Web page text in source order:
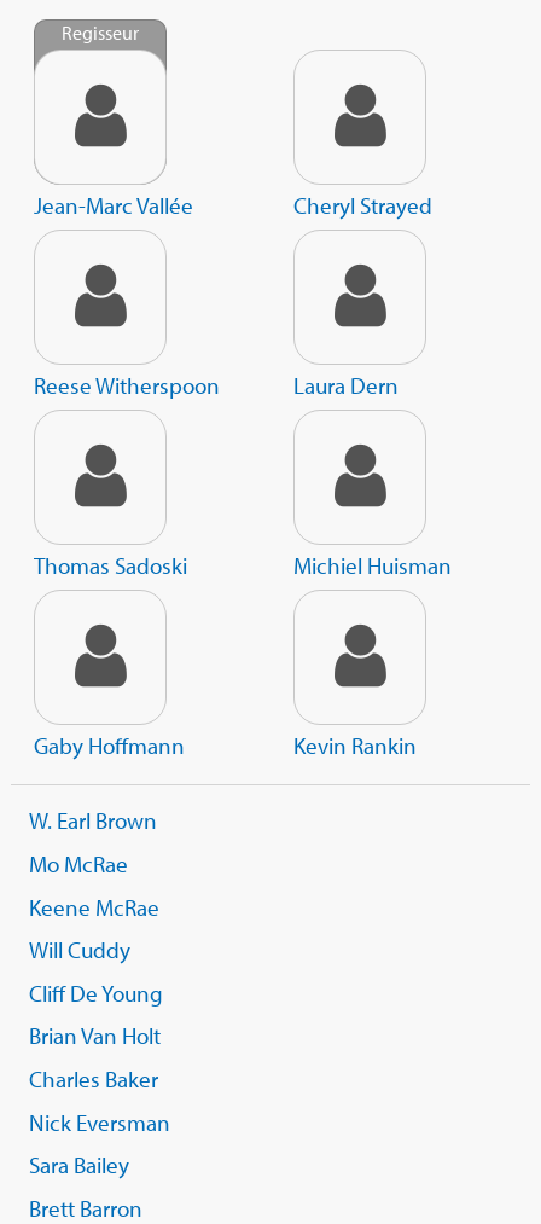
Regisseur
Jean-Marc Vallée Cheryl Strayed
Reese Witherspoon Laura Dern
Thomas Sadoski Michiel Huisman
Gaby Hoffmann Kevin Rankin
W. Earl Brown
Mo McRae
Keene McRae
Will Cuddy
Cliff De Young
Brian Van Holt
Charles Baker
Nick Eversman
Sara Bailey
Brett Barron